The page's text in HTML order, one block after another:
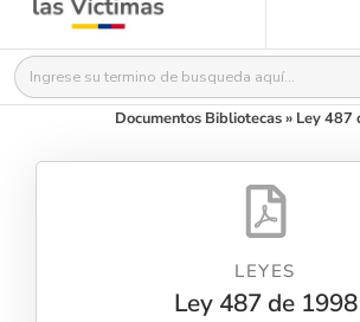
Buscar:
Documentos Bibliotecas» Ley 487
LEYES
Ley 487 de 1998